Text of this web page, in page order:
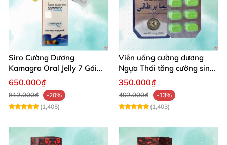
Siro Cường Dương
Kamagra Oral Jelly 7 Gói
Hương Trái Cây Tăng
Cường Sinh Lý Nam
650.000₫
812.000₫
-20%
(1,405)
Viên uống cường dương
Ngựa Thái tăng cường sinh
lý nam hộp 10 viên
350.000₫
402.000₫
-13%
(1,403)